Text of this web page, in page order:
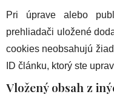
Pri úprave alebo
prehliadači uložené
cookies neobsahujú
ID článku, ktorý ste
Vložený obsah z